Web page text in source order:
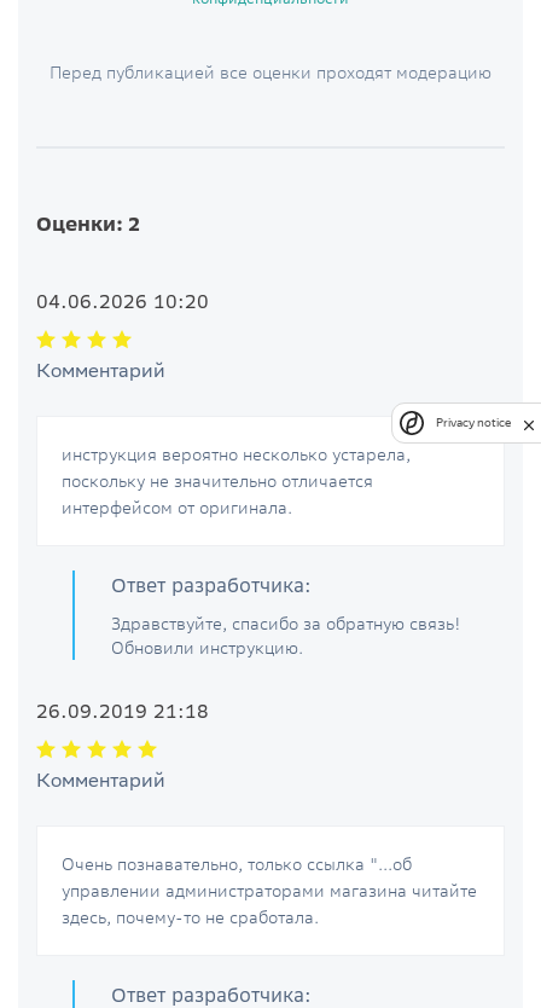
Перед публикацией все оценки проходят модерацию
Оценки: 2
04.06.2026 10:20
Комментарий
инструкция вероятно несколько устарела,
поскольку не значительно отличается
интерфейсом от оригинала.
Ответ разработчика:
Здравствуйте, спасибо за обратную связь!
Обновили инструкцию.
26.09.2019 21:18
Комментарий
Очень познавательно, только ссылка "...об
управлении администраторами магазина читайте
здесь, почему-то не сработала.
Ответ разработчика:
Privacy notice